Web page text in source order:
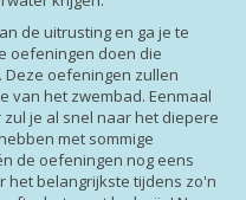
de uitrusting en ga je te
oefeningen doen die
oefeningen zullen
van het zwembad. Eenmaal
je al snel naar het diepere
met sommige
de oefeningen nog eens
het belangrijkste tijdens zo'n